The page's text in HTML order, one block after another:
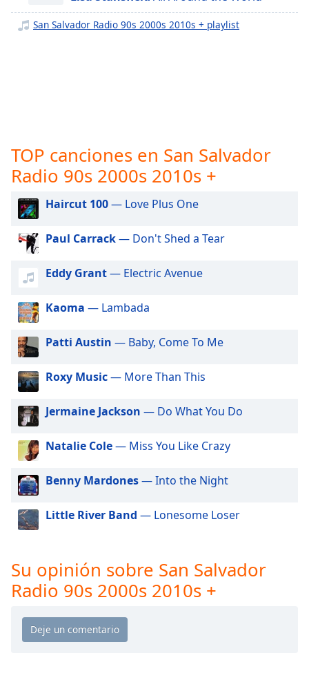
Subtitles
off,
selected
Track
Picture-
in-
Picture
Fullscreen
window.
Beginning
dialog
window.
Escape
and
close
window.
Text
Color
Opacity
San Salvador Radio 90s 2000s 2010s + playlist
TOP canciones en San Salvador
Radio 90s 2000s 2010s +
Haircut 100— Love Plus One
Paul Carrack— Don't Shed a Tear
Eddy Grant— Electric Avenue
Kaoma — Lambada
Patti Austin — Baby, Come To Me
Roxy Music— More Than This
Jermaine Jackson — Do What You Do
Natalie Cole— Miss You Like Crazy
Benny Mardones— Into the Night
Little River Band — Lonesome Loser
Su opinión sobre San Salvador
Radio 90s 2000s 2010s +